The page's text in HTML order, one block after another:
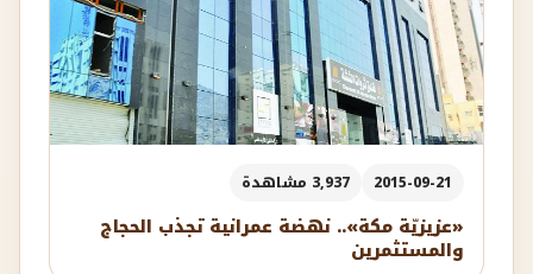
2015-09-21 3,937 مشاهدة
«عزيزيّة مكة».. نهضة عمرانية تجذب الحجاج
والمستثمرين